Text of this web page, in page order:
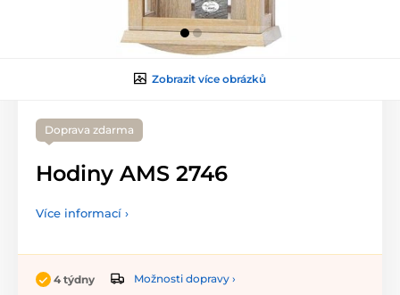
Zobrazit více obrázků
Doprava zdarma
Hodiny AMS 2746
Více informací ›
4 týdny
Možnosti dopravy ›